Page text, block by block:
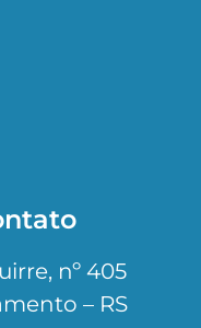
nº 405
– RS